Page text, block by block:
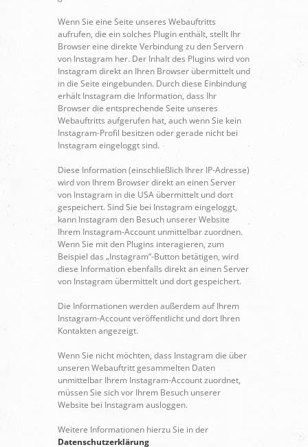
Wenn Sie eine Seite unseres Webauftritts
aufrufen, die ein solches Plugin enthält, stellt Ihr
Browser eine direkte Verbindung zu den Servern
von Instagram her. Der Inhalt des Plugins wird von
Instagram direkt an Ihren Browser übermittelt und
in die Seite eingebunden. Durch diese Einbindung
erhält Instagram die Information, dass Ihr
Browser die entsprechende Seite unseres
Webauftritts aufgerufen hat, auch wenn Sie kein
Instagram-Profil besitzen oder gerade nicht bei
Instagram eingeloggt sind.
Diese Information (einschließlich Ihrer IP-Adresse)
wird von Ihrem Browser direkt an einen Server
von Instagram in die USA übermittelt und dort
gespeichert. Sind Sie bei Instagram eingeloggt,
kann Instagram den Besuch unserer Website
Ihrem Instagram-Account unmittelbar zuordnen.
Wenn Sie mit den Plugins interagieren, zum
Beispiel das „Instagram“-Button betätigen, wird
diese Information ebenfalls direkt an einen Server
von Instagram übermittelt und dort gespeichert.
Die Informationen werden außerdem auf Ihrem
Instagram-Account veröffentlicht und dort Ihren
Kontakten angezeigt.
Wenn Sie nicht möchten, dass Instagram die über
unseren Webauftritt gesammelten Daten
unmittelbar Ihrem Instagram-Account zuordnet,
müssen Sie sich vor Ihrem Besuch unserer
Website bei Instagram ausloggen.
Weitere Informationen hierzu Sie in der
Datenschutzerklärung